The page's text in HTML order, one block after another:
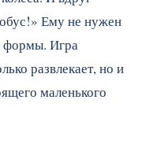
Ему не нужен
формы. Игра
развлекает, но и
маленького